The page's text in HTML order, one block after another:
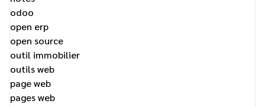
odoo
open erp
open source
outil immobilier
outils web
page web
pages web